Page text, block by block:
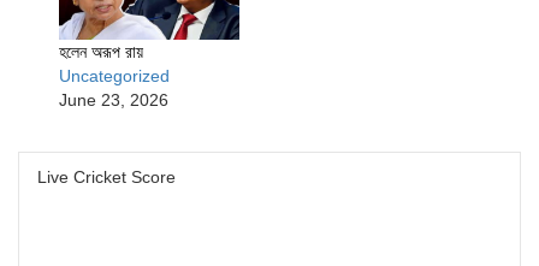
হলেন অরূপ রায়
Uncategorized
June 23, 2026
Live Cricket Score